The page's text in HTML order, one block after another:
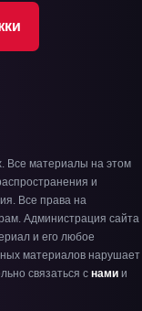
Все материалы на этом
и
Все права на
Администрация сайта
и его любое
материалов нарушает
связаться с нами и